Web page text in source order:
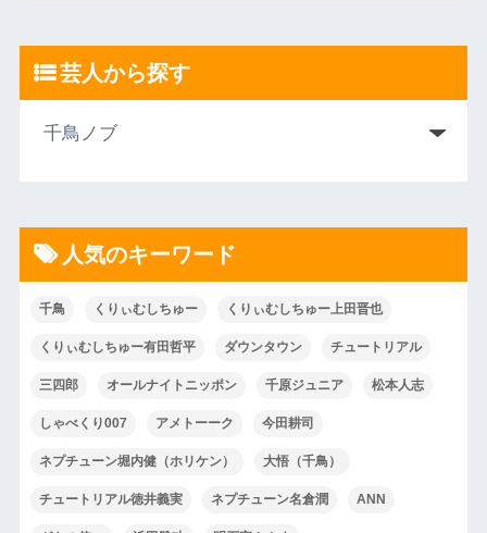
芸人から探す
人気のキーワード
千鳥 くりぃむしちゅー くりぃむしちゅー上田晋也
くりぃむしちゅー有田哲平 ダウンタウン チュートリアル
三四郎 オールナイトニッポン 千原ジュニア 松本人志
しゃべくり007 アメトーーク 今田耕司
ネプチューン堀内健（ホリケン） 大悟（千鳥）
チュートリアル徳井義実 ネプチューン名倉潤 ANN